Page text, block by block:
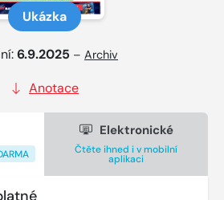
Ukázka
6.9.2025 – Archiv
Anotace
Elektronické
Čtěte ihned i v mobilní
aplikaci